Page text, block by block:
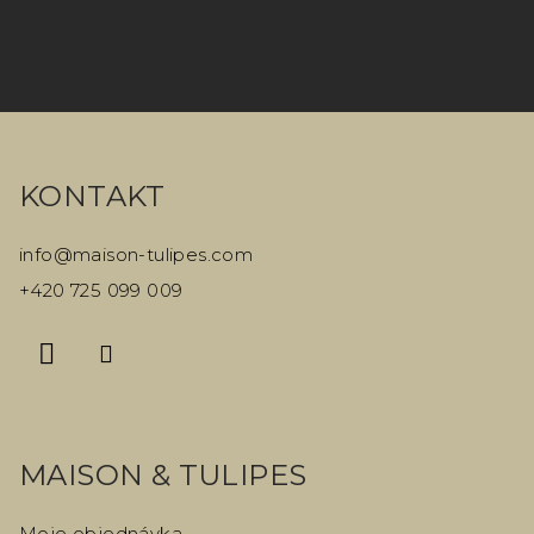
KONTAKT
info@maison-tulipes.com
+420 725 099 009
MAISON & TULIPES